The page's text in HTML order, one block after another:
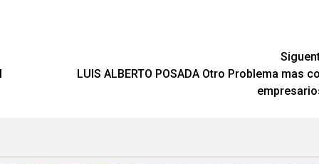
LUIS ALBERTO POSADA Otro Problema mas